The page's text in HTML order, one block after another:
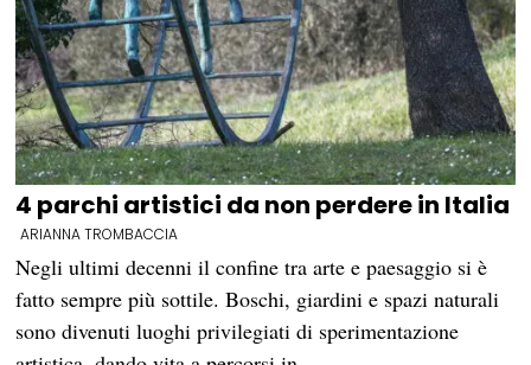
4 parchi artistici da non perdere in Italia
ARIANNA TROMBACCIA
Negli ultimi decenni il confine tra arte e paesaggio si è
fatto sempre più sottile. Boschi, giardini e spazi naturali
sono divenuti luoghi privilegiati di sperimentazione